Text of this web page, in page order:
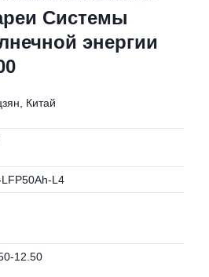
Системы
энергии
Китай
L4
12.50